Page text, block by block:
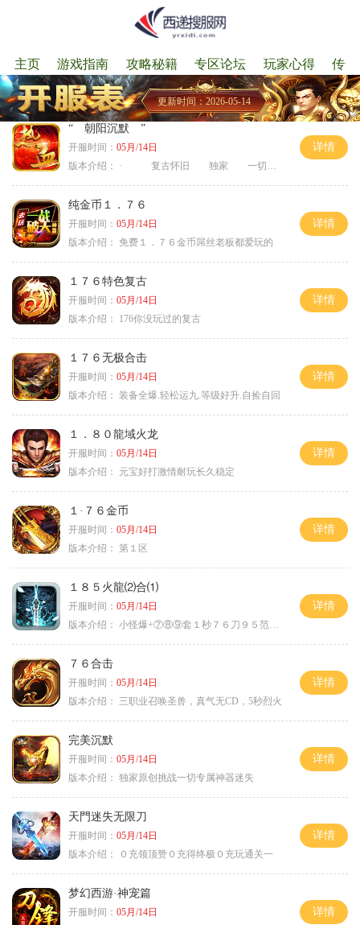
主页 游戏指南 攻略秘籍 专区论坛 玩家心得 传
更新时间：2026-05-14
“ 朝阳沉默 ”
开服时间： 05月/14日
版本介绍：
· 复古怀旧 独家 一切靠打
详情
纯金币１．７６
开服时间： 05月/14日
版本介绍： 免费１．７６金币屌丝老板都爱玩的
详情
１７６特色复古
开服时间： 05月/14日
版本介绍：
176你没玩过的复古
详情
１７６无极合击
开服时间： 05月/14日
版本介绍： 装备全爆.轻松运九.等级好升.自捡自回
详情
１．８０龍域火龙
开服时间： 05月/14日
版本介绍：
元宝好打激情耐玩长久稳定
详情
１·７６金币
开服时间： 05月/14日
版本介绍： 第１区
详情
１８５火龍⑵合⑴
开服时间： 05月/14日
版本介绍： 小怪爆+⑦⑧⑨套１秒７６刀９５范围捡
详情
７６合击
开服时间： 05月/14日
版本介绍：
三职业召唤圣兽，真气无CD，5秒烈火
详情
完美沉默
开服时间： 05月/14日
版本介绍： 独家原创挑战一切专属神器迷失
详情
天門迷失无限刀
开服时间： 05月/14日
版本介绍：
０充领顶赞０充得终极０充玩通关一
详情
梦幻西游·神宠篇
开服时间： 05月/14日
详情